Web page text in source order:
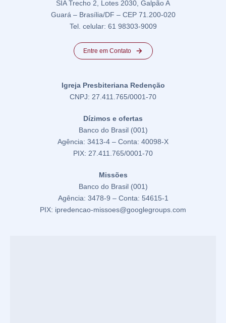
SIA Trecho 2, Lotes 2030, Galpão A
Guará – Brasília/DF – CEP 71.200-020
Tel. celular: 61 98303-9009
Entre em Contato
Igreja Presbiteriana Redenção
CNPJ: 27.411.765/0001-70
Dízimos e ofertas
Banco do Brasil (001)
Agência: 3413-4 – Conta: 40098-X
PIX: 27.411.765/0001-70
Missões
Banco do Brasil (001)
Agência: 3478-9 – Conta: 54615-1
PIX: ipredencao-missoes@googlegroups.com